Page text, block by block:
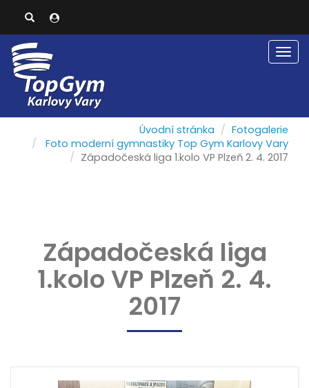
Úvodní stránka
Fotogalerie
Foto moderní gymnastiky Top Gym Karlovy Vary
Západočeská liga 1.kolo VP Plzeň 2. 4. 2017
Západočeská liga
1.kolo VP Plzeň 2. 4.
2017